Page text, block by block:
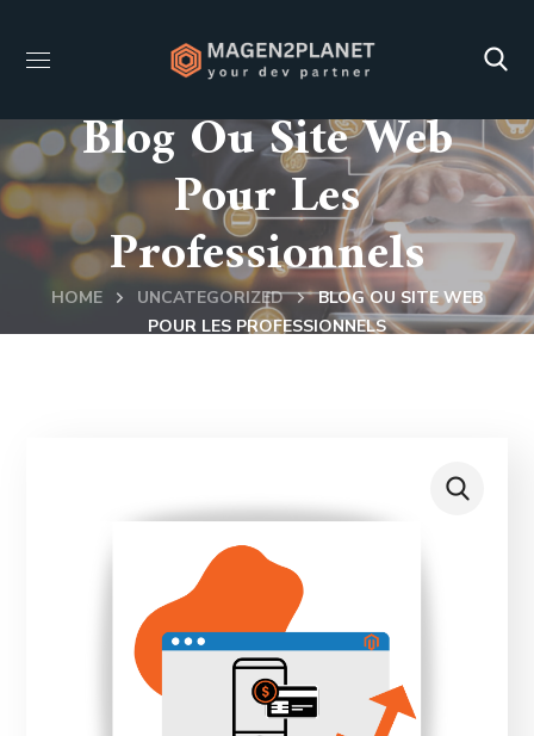
Blog Ou Site Web
Pour Les
Professionnels
HOME UNCATEGORIZED
BLOG OU SITE WEB
POUR LES PROFESSIONNELS